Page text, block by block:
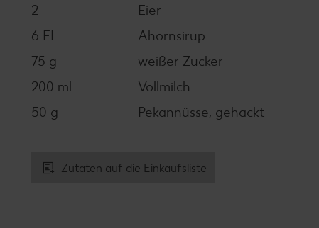
2
Eier
6 EL
Ahornsirup
75 g
weißer Zucker
200 ml
Vollmilch
50 g
Pekannüsse, gehackt
Zutaten auf die Einkaufsliste